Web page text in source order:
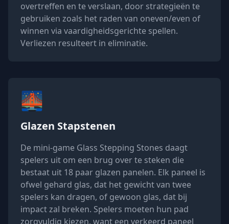
overtreffen en te verslaan, door strategieën te
gebruiken zoals het raden van oneven/even of
winnen via vaardigheidsgerichte spellen.
Verliezen resulteert in eliminatie.
🌉
Glazen Stapstenen
De mini-game Glass Stepping Stones daagt
spelers uit om een brug over te steken die
bestaat uit 18 paar glazen panelen. Elk paneel is
ofwel gehard glas, dat het gewicht van twee
spelers kan dragen, of gewoon glas, dat bij
impact zal breken. Spelers moeten hun pad
zorgvuldig kiezen, want een verkeerd paneel